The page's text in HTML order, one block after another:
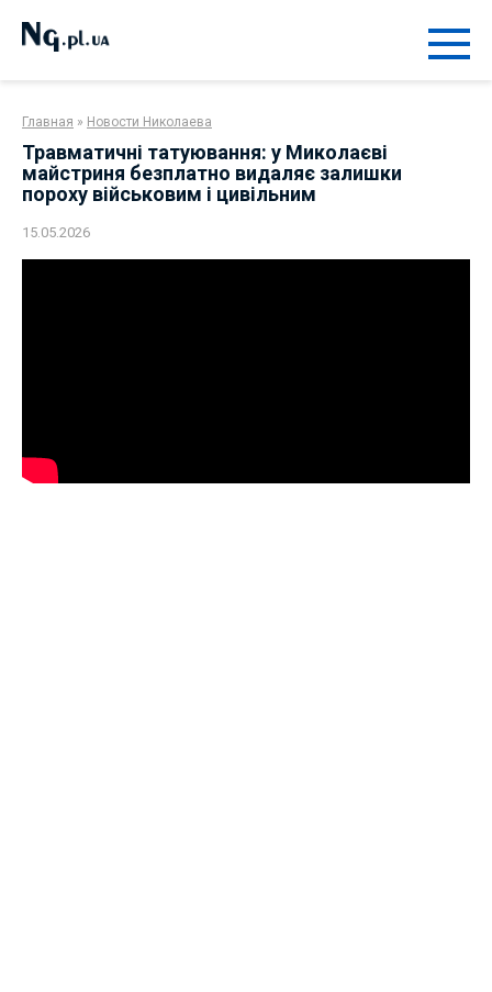
контенту
Главная » Новости Николаева
Травматичні татуювання: у Миколаєві
майстриня безплатно видаляє залишки
пороху військовим і цивільним
15.05.2026